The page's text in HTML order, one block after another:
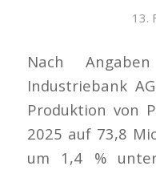
13.
Nach
Industriebank
Produktion von
2025 auf 73,8
um 1,4 %